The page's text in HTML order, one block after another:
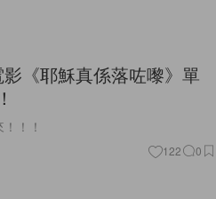
《耶穌真係落咗嚟》單
！！
122 0